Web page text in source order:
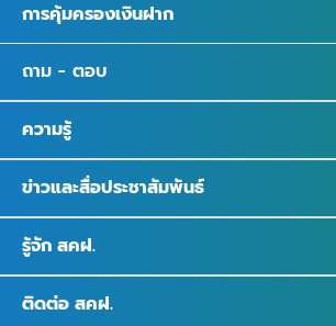
การคุ้มครองเงินฝาก
ถาม - ตอบ
ความรู้
ข่าวและสื่อประชาสัมพันธ์
รู้จัก สคฝ.
ติดต่อ สคฝ.